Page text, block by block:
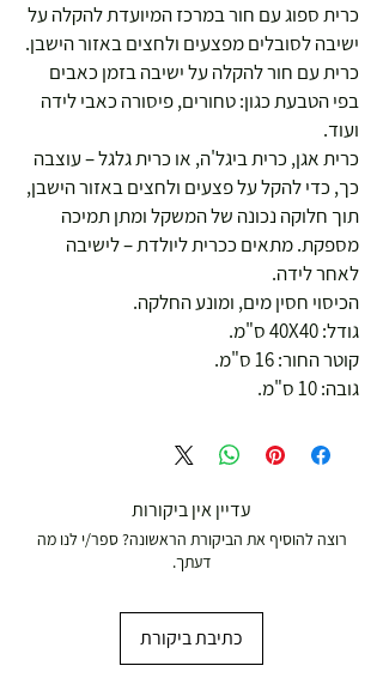
כרית ספוג עם חור במרכז המיועדת להקלה על
ישיבה לסובלים מפצעים ולחצים באזור הישבן.
כרית עם חור להקלה על ישיבה בזמן כאבים
בפי הטבעת כגון: טחורים, פיסורה כאבי לידה
ועוד.
כרית אגן, כרית ביגל'ה, או כרית גלגל – עוצבה
כך, כדי להקל על פצעים ולחצים באזור הישבן,
תוך חלוקה נכונה של המשקל ומתן תמיכה
מספקת. מתאים ככרית ליולדת – לישיבה
לאחר לידה.
הכיסוי חסין מים, ומונע החלקה.
גודל: 40X40 ס"מ.
קוטר החור: 16 ס"מ.
גובה: 10 ס"מ.
עדיין אין ביקורות
רוצה להוסיף את הביקורת הראשונה? ספר/י לנו מה
דעתך.
כתיבת ביקורת